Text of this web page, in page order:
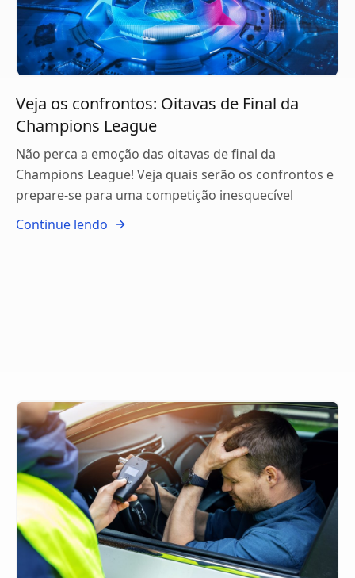
Veja os confrontos: Oitavas de Final da
Champions League
Não perca a emoção das oitavas de final da
Champions League! Veja quais serão os confrontos e
prepare-se para uma competição inesquecível
Continue lendo